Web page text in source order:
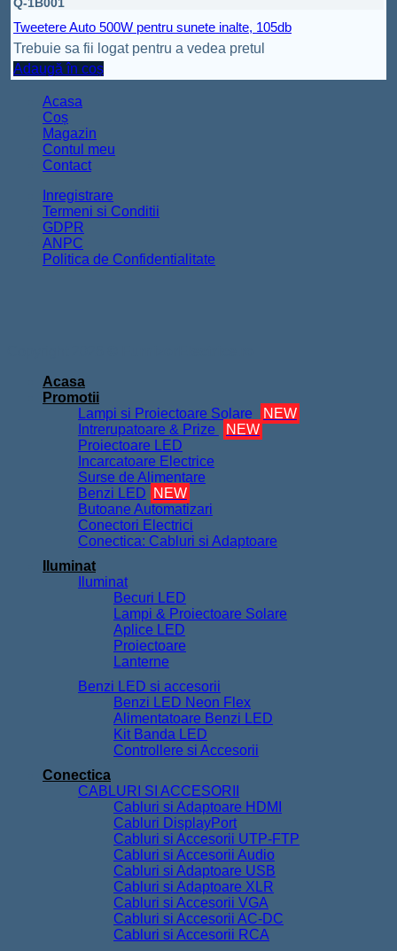
Tweetere Auto 500W pentru sunete inalte, 105db
Trebuie sa fii logat pentru a vedea pretul
Adaugă în coș
Acasa
Coș
Magazin
Contul meu
Contact
Inregistrare
Termeni si Conditii
GDPR
ANPC
Politica de Confidentialitate
Acasa
Promotii
Lampi si Proiectoare Solare
NEW
Intrerupatoare & Prize
NEW
Proiectoare LED
Incarcatoare Electrice
Surse de Alimentare
Benzi LED
NEW
Butoane Automatizari
Conectori Electrici
Conectica: Cabluri si Adaptoare
Iluminat
Iluminat
Becuri LED
Lampi & Proiectoare Solare
Aplice LED
Proiectoare
Lanterne
Benzi LED si accesorii
Benzi LED Neon Flex
Alimentatoare Benzi LED
Kit Banda LED
Controllere si Accesorii
Conectica
CABLURI SI ACCESORII
Cabluri si Adaptoare HDMI
Cabluri DisplayPort
Cabluri si Accesorii UTP-FTP
Cabluri si Accesorii Audio
Cabluri si Adaptoare USB
Cabluri si Adaptoare XLR
Cabluri si Accesorii VGA
Cabluri si Accesorii AC-DC
Cabluri si Accesorii RCA